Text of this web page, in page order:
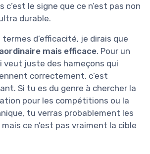
c’est le signe que ce n’est pas non
durable.
d’efficacité, je dirais que
mais efficace. Pour un
veut juste des hameçons qui
correctement, c’est
Si tu es du genre à chercher la
pour les compétitions ou la
tu verras probablement les
ce n’est pas vraiment la cible